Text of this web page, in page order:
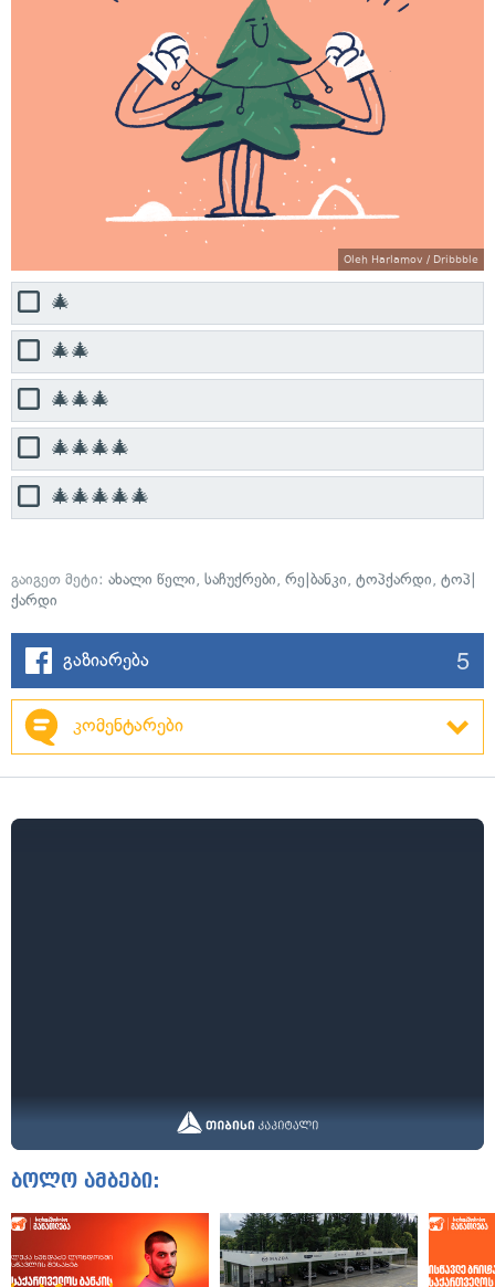
Oleh Harlamov / Dribbble
🎄
🎄🎄
🎄🎄🎄
🎄🎄🎄🎄
🎄🎄🎄🎄🎄
გაიგეთ მეტი: ახალი წელი, საჩუქრები, რე|ბანკი, ტოპქარდი, ტოპ|
ქარდი
გაზიარება 5
კომენტარები
ბოლო ამბები: